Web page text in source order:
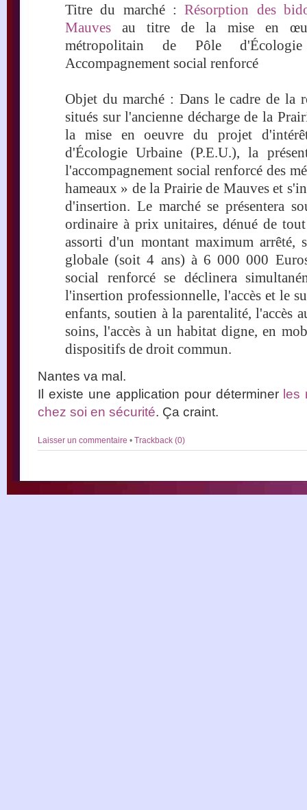
Titre du marché :Résorption des
Mauves au titre de la mise en
métropolitain de Pôle
Accompagnement social renforcé
Objet du marché : Dans le cadre de la
situés sur l'ancienne décharge de la
la mise en oeuvre du projet
d'Écologie Urbaine (P.E.U.), la
l'accompagnement social renforcé des
hameaux » de la Prairie de Mauves et
d'insertion. Le marché se présentera
ordinaire à prix unitaires, dénué de
assorti d'un montant maximum arrêté,
globale (soit 4 ans) à 6 000 000
social renforcé se déclinera
l'insertion professionnelle, l'accès et le
enfants, soutien à la parentalité, l'accès
soins, l'accès à un habitat digne, en
dispositifs de droit commun.
Nantes va mal.
Il existe une application pour déterminer les
chez soi en sécurité. Ça craint.
Laisser un commentaire • Trackback (0)